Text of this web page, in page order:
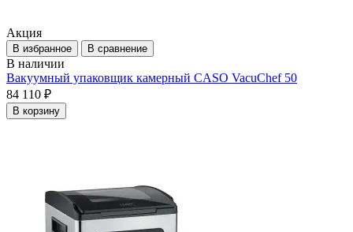
Акция
В избранное В сравнение
В наличии
Вакуумный упаковщик камерный CASO VacuChef 50
84 110 ₽
В корзину